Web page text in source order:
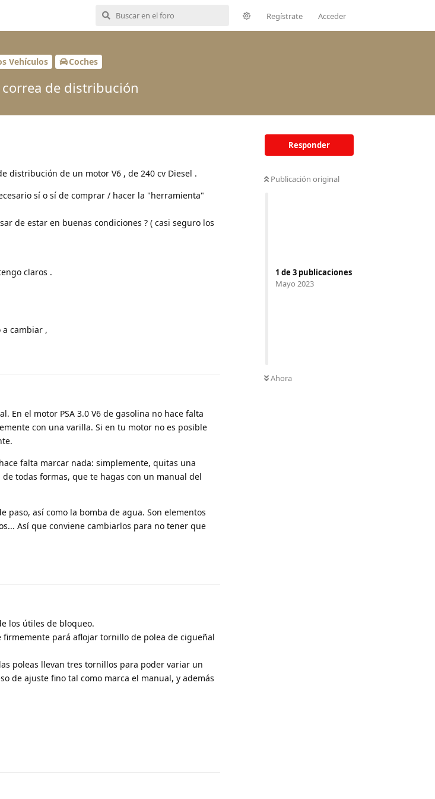
Regístrate Acceder
Vehículos Coches
de distribución
Responder
Publicación original
1 de 3 publicaciones
Mayo 2023
Ahora
distribución de un motor V6 , de 240 cv Diesel .
sí o sí de comprar / hacer la "herramienta"
de estar en buenas condiciones ? ( casi seguro los
claros .
cambiar ,
En el motor PSA 3.0 V6 de gasolina no hace falta
con una varilla. Si en tu motor no es posible
falta marcar nada: simplemente, quitas una
todas formas, que te hagas con un manual del
paso, así como la bomba de agua. Son elementos
Así que conviene cambiarlos para no tener que
los útiles de bloqueo.
pará aflojar tornillo de polea de cigueñal
poleas llevan tres tornillos para poder variar un
de ajuste fino tal como marca el manual, y además